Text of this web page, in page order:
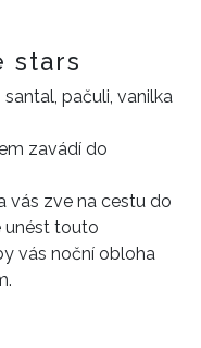
stars
pačuli, vanilka
zavádí do
vás zve na cestu do
unést touto
vás noční obloha